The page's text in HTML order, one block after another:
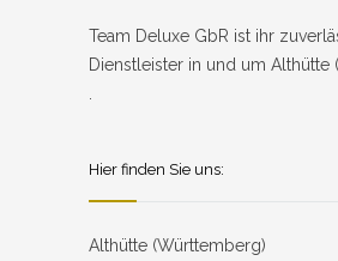
Team Deluxe GbR ist ihr
Dienstleister in und um Althütte
Hier finden Sie uns:
Althütte (Württemberg)